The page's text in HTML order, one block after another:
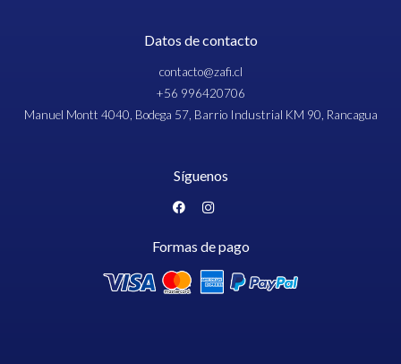
Datos de contacto
contacto@zafi.cl
+56 996420706
Manuel Montt 4040, Bodega 57, Barrio Industrial KM 90, Rancagua
Síguenos
Formas de pago